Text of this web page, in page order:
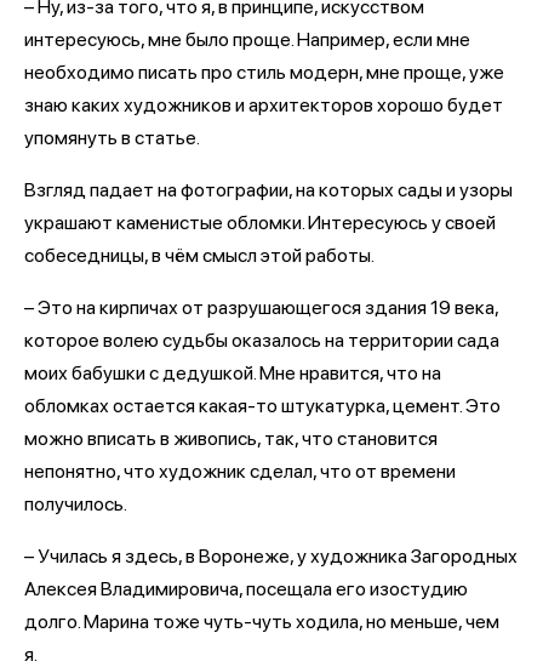
– Ну, из-за того, что я, в принципе, искусством
интересуюсь, мне было проще. Например, если мне
необходимо писать про стиль модерн, мне проще, уже
знаю каких художников и архитекторов хорошо будет
упомянуть в статье.
Взгляд падает на фотографии, на которых сады и узоры
украшают каменистые обломки. Интересуюсь у своей
собеседницы, в чём смысл этой работы.
– Это на кирпичах от разрушающегося здания 19 века,
которое волею судьбы оказалось на территории сада
моих бабушки с дедушкой. Мне нравится, что на
обломках остается какая-то штукатурка, цемент. Это
можно вписать в живопись, так, что становится
непонятно, что художник сделал, что от времени
получилось.
– Училась я здесь, в Воронеже, у художника Загородных
Алексея Владимировича, посещала его изостудию
долго. Марина тоже чуть-чуть ходила, но меньше, чем
я.